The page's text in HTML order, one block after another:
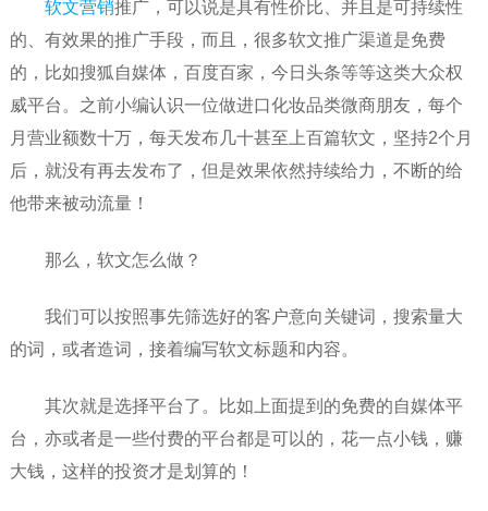
软文营销推广，可以说是具有性价比、并且是可持续性
的、有效果的推广手段，而且，很多软文推广渠道是免费
的，比如搜狐自媒体，百度百家，今日头条等等这类大众权
威平台。之前小编认识一位做进口化妆品类微商朋友，每个
月营业额数十万，每天发布几十甚至上百篇软文，坚持2个月
后，就没有再去发布了，但是效果依然持续给力，不断的给
他带来被动流量！
那么，软文怎么做？
我们可以按照事先筛选好的客户意向关键词，搜索量大
的词，或者造词，接着编写软文标题和内容。
其次就是选择平台了。比如上面提到的免费的自媒体平
台，亦或者是一些付费的平台都是可以的，花一点小钱，赚
大钱，这样的投资才是划算的！